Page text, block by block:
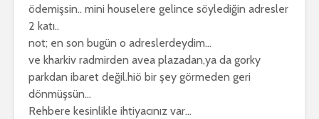
ödemişsin.. mini houselere gelince söylediğin adresler
2 katı..
not; en son bugün o adreslerdeydim…
ve kharkiv radmirden avea plazadan,ya da gorky
parkdan ibaret değil.hiö bir şey görmeden geri
dönmüşsün…
Rehbere kesinlikle ihtiyacınız var…